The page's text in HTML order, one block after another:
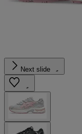
Next slide